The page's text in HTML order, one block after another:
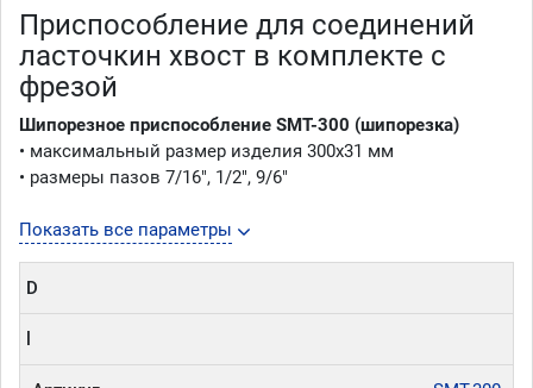
Приспособление для соединений
ласточкин хвост в комплекте с
фрезой
Шипорезное приспособление SMT-300 (шипорезка)
• максимальный размер изделия 300х31 мм
• размеры пазов 7/16", 1/2", 9/6"
Показать все параметры
D